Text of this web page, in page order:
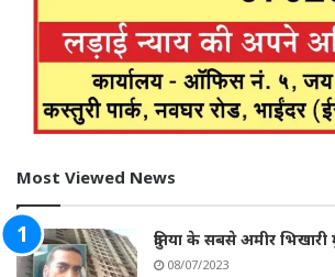
Most Viewed News
दुनिया के सबसे अमीर
08/07/2023